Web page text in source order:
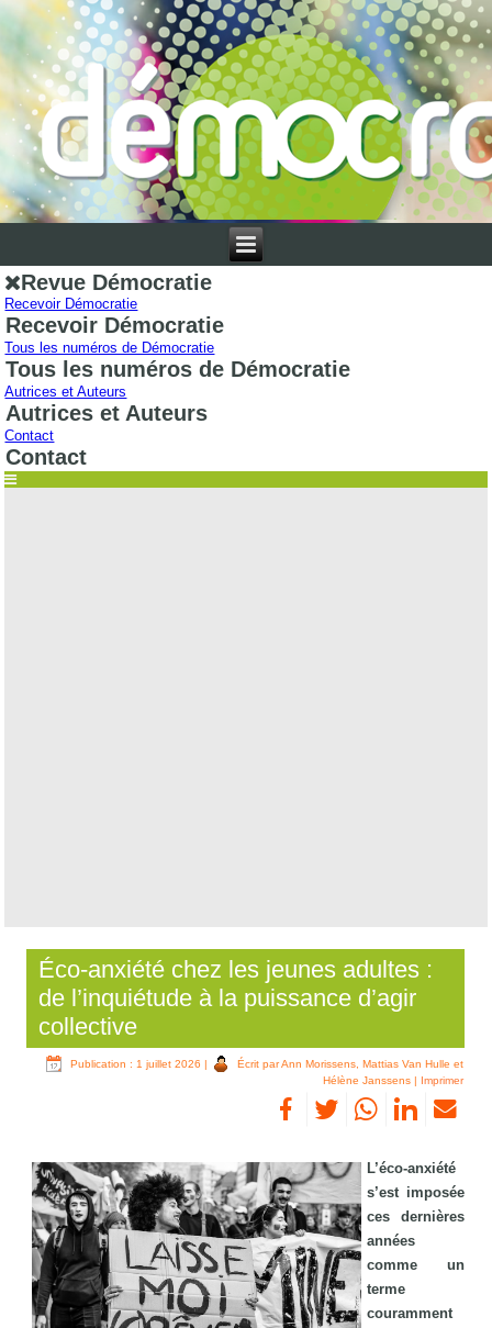
Revue Démocratie
Recevoir Démocratie
Recevoir Démocratie
Tous les numéros de Démocratie
Tous les numéros de Démocratie
Autrices et Auteurs
Autrices et Auteurs
Contact
Contact
Éco-anxiété chez les jeunes adultes :
de l’inquiétude à la puissance d’agir
collective
Publication : 1 juillet 2026 |
Écrit par Ann Morissens, Mattias Van Hulle et
Hélène Janssens
Imprimer
L’éco‑anxiété
s’est imposée
ces dernières
années
comme un
terme
couramment